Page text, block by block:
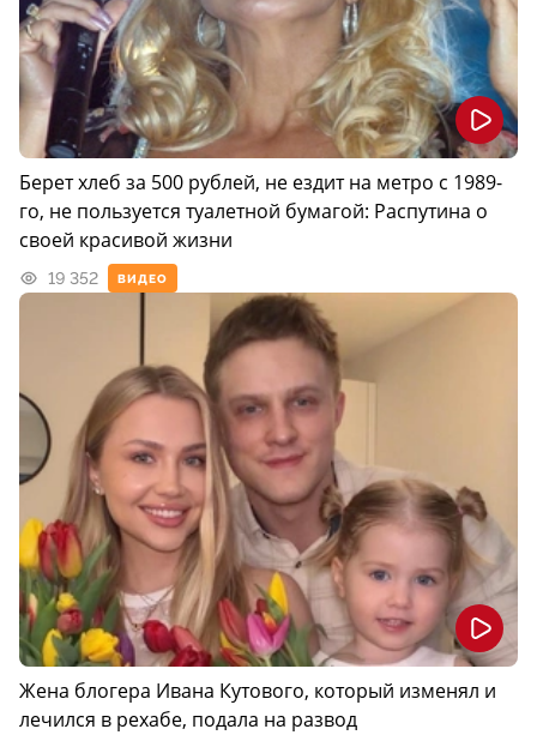
ВИДЕО
Берет хлеб за 500 рублей, не ездит на метро с 1989-
го, не пользуется туалетной бумагой: Распутина о
своей красивой жизни
19 352
Жена блогера Ивана Кутового, который изменял и
лечился в рехабе, подала на развод